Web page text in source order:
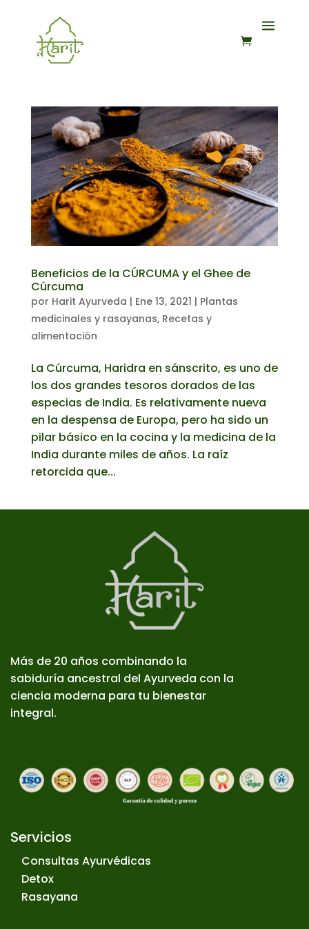
Beneficios de la CÚRCUMA y el Ghee de
Cúrcuma
por Harit Ayurveda | Ene 13, 2021 | Plantas
medicinales y rasayanas, Recetas y
alimentación
La Cúrcuma, Haridra en sánscrito, es uno de
los dos grandes tesoros dorados de las
especias de India. Es relativamente nueva
en la despensa de Europa, pero ha sido un
pilar básico en la cocina y la medicina de la
India durante miles de años. La raíz
retorcida que...
Más de 20 años combinando la
sabiduría ancestral del Ayurveda con la
ciencia moderna para tu bienestar
integral.
Servicios
Consultas Ayurvédicas
Detox
Rasayana